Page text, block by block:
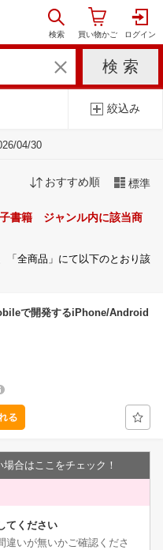
絞込み
04/30
おすすめ順 標準
書籍 ジャンル内に該当商
「全商品」にて以下のとおり該
で開発するiPhone/Android
合はここをチェック！
てください
違いが無いかご確認くださ